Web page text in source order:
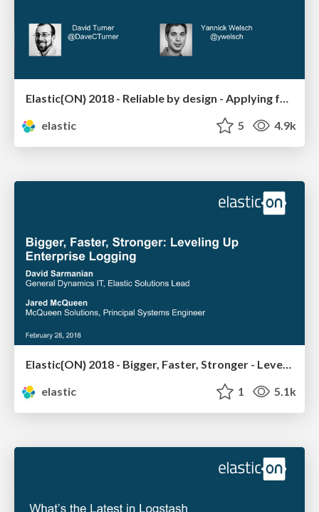
Elastic{ON} 2018 - Reliable by design - Applying formal methods to distributed systems
elastic
5 4.9k
elastic
1 5.1k